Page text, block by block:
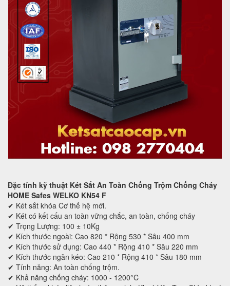
Đặc tính kỹ thuật Két Sắt An Toàn Chống Trộm Chống Cháy
HOME Safes WELKO KN54 F
✔ Két sắt khóa Cơ thế hệ mới.
✔ Két có kết cấu an toàn vững chắc, an toàn, chống cháy
✔ Trọng Lượng: 100 ± 10Kg
✔ Kích thước ngoài: Cao 820 * Rộng 530 * Sâu 400 mm
✔ Kích thước sử dụng: Cao 440 * Rộng 410 * Sâu 220 mm
✔ Kích thước ngăn kéo: Cao 210 * Rộng 410 * Sâu 180 mm
✔ Tính năng: An toàn chống trộm.
✔ Khả năng chống cháy: 1000 - 1200°C